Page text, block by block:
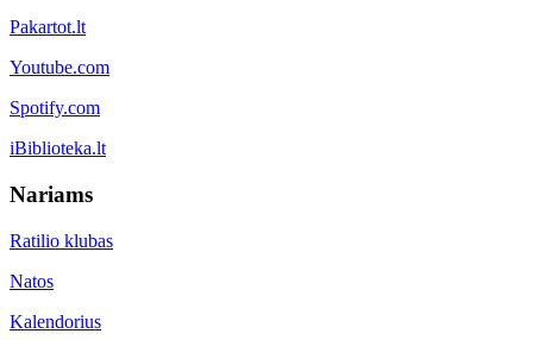
Pakartot.lt
Youtube.com
Spotify.com
iBiblioteka.lt
Nariams
Ratilio klubas
Natos
Kalendorius